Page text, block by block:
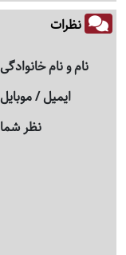
نظرات
نام و نام خانوادگی
ایمیل / موبایل
نظر شما